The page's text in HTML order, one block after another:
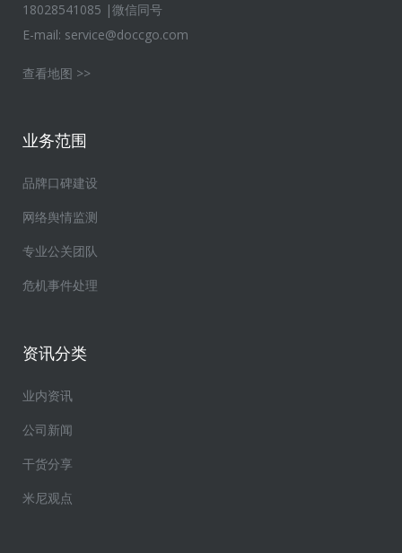
18028541085 |微信同号
E-mail: service@doccgo.com
查看地图 >>
业务范围
品牌口碑建设
网络舆情监测
专业公关团队
危机事件处理
资讯分类
业内资讯
公司新闻
干货分享
米尼观点